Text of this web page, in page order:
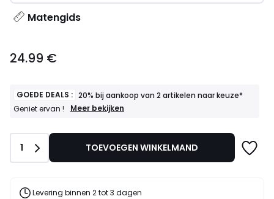
Matengids
€.
24.99 €
GOEDE DEALS : 20% bij aankoop van 2 artikelen naar keuze*
Geniet ervan !
GOEDE
artikelen
Meer bekijken
Aantal
1 TOEVOEGEN WINKELMAND
Levering binnen 2 tot 3 dagen